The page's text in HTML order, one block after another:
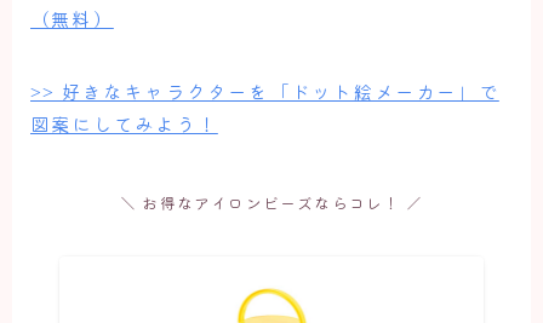
（無料）
>> 好きなキャラクターを「ドット絵メーカー」で
図案にしてみよう！
＼ お得なアイロンビーズならコレ！ ／